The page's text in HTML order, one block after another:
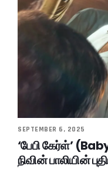
SEPTEMBER 6, 2025
‘பேபி கேர்ள்’
நிவின் பாலியின்